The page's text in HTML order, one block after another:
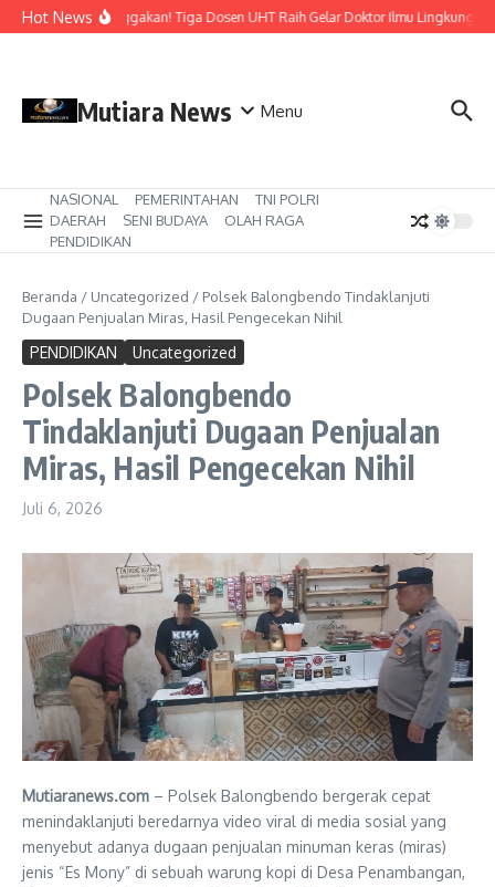
Lewati ke konten
Hot NewsMembanggakan! Tiga Dosen UHT Raih Gelar Doktor Ilmu Lingkungan
Mutiara News Menu
NASIONAL PEMERINTAHAN
TNI POLRI
DAERAH
SENI BUDAYA
OLAH RAGA
PENDIDIKAN
Beranda / Uncategorized / Polsek Balongbendo Tindaklanjuti
Dugaan Penjualan Miras, Hasil Pengecekan Nihil
PENDIDIKAN Uncategorized
Polsek Balongbendo
Tindaklanjuti Dugaan Penjualan
Miras, Hasil Pengecekan Nihil
Juli 6, 2026
Mutiaranews.com – Polsek Balongbendo bergerak cepat
menindaklanjuti beredarnya video viral di media sosial yang
menyebut adanya dugaan penjualan minuman keras (miras)
jenis “Es Mony” di sebuah warung kopi di Desa Penambangan,